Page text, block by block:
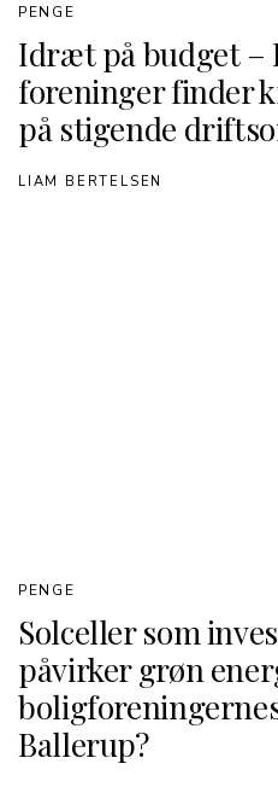
Idræt på budget –
foreninger finder
på stigende
PENGE
LIAM BERTELSEN
Solceller som
påvirker grøn
Ballerup?
PENGE